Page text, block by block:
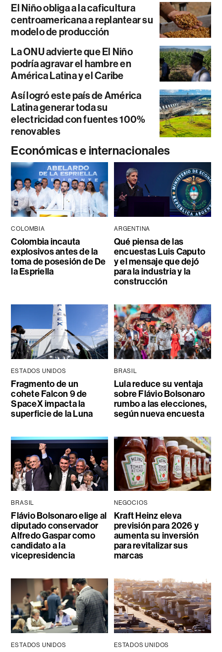
El Niño obliga a la caficultura
centroamericana a replantear su
modelo de producción
La ONU advierte que El Niño
podría agravar el hambre en
América Latina y el Caribe
Así logró este país de América
Latina generar toda su
electricidad con fuentes 100%
renovables
Económicas e internacionales
COLOMBIA
Colombia incauta
explosivos antes de la
toma de posesión de De
la Espriella
ARGENTINA
Qué piensa de las
encuestas Luis Caputo
y el mensaje que dejó
para la industria y la
construcción
ESTADOS UNIDOS
Fragmento de un
cohete Falcon 9 de
SpaceX impacta la
superficie de la Luna
BRASIL
Lula reduce su ventaja
sobre Flávio Bolsonaro
rumbo a las elecciones,
según nueva encuesta
BRASIL
Flávio Bolsonaro elige al
diputado conservador
Alfredo Gaspar como
candidato a la
vicepresidencia
NEGOCIOS
Kraft Heinz eleva
previsión para 2026 y
aumenta su inversión
para revitalizar sus
marcas
ESTADOS UNIDOS ESTADOS UNIDOS